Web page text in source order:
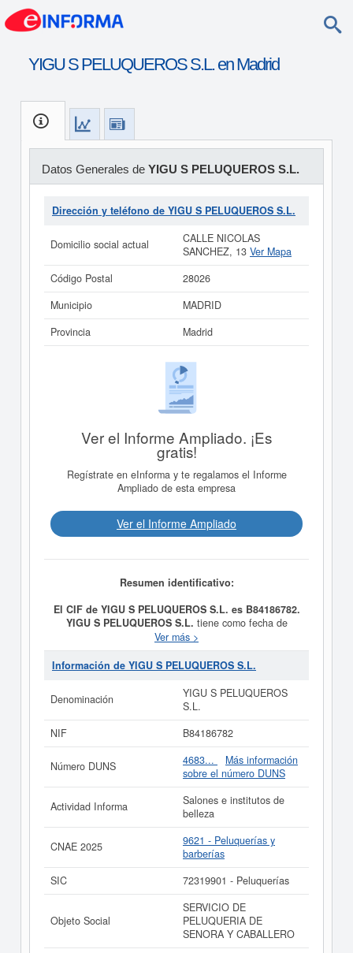
YIGU S PELUQUEROS S.L. en Madrid
Datos Generales de YIGU S PELUQUEROS S.L.
Dirección y teléfono de YIGU S PELUQUEROS S.L.
Domicilio social actual
CALLE NICOLAS
SANCHEZ, 13 Ver Mapa
Código Postal
28026
Municipio
MADRID
Provincia
Madrid
Ver el Informe Ampliado. ¡Es
gratis!
Regístrate en eInforma y te regalamos el Informe
Ampliado de esta empresa
Ver el Informe Ampliado
Resumen identificativo:
El CIF de YIGU S PELUQUEROS S.L. es B84186782.
YIGU S PELUQUEROS S.L. tiene como fecha de
creación el día 29/12/2004 y su meta es SERVICIO DE
PELUQUERIA DE SENORA Y CABALLERO. Se clasifica
dentro de la categoría del CNAE 9621 - Peluquerías y
número de SIC 72319901, correspondiente a la
actividad de Peluquerías. La última consulta de la ficha
14 veces. Para documentarse que tipo de subvenciones
hacerlo aquí. El capital social en la que esta empresa
está situada es aproximadamente de 0 a 3.100 €. En el
Registro Mercantil de Madrid aparece esta empresa
inscrita, además hay 6 actos publicado en el BORME.
Si está interesado en conocer más datos de la empresa
YIGU S PELUQUEROS S.L. puede
acceder
inmediatamente a este Informe ampliadode YIGU S
PELUQUEROS S.L. y consultar los resultados de sus
años de actividad, así como los balances y cuentas de
resultados disponibles.
La última actualización del informe de empresa se ha
realizado el 18/07/2022.
Ver más >
Información de YIGU S PELUQUEROS S.L.
Denominación
YIGU S PELUQUEROS
S.L.
NIF
B84186782
Número DUNS 4683...
Más información
sobre el número DUNS
Actividad Informa
Salones e institutos de
belleza
CNAE 2025
9621 - Peluquerías y
barberías
SIC
72319901 - Peluquerías
Objeto Social
SERVICIO DE
PELUQUERIA DE
SENORA Y CABALLERO